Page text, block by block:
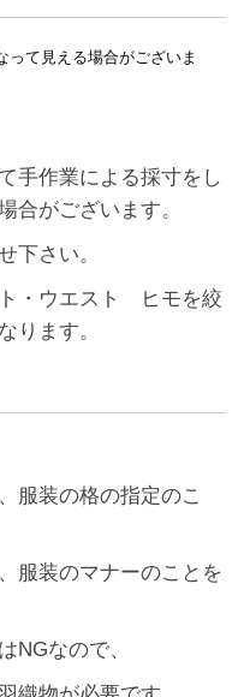
って見える場合がございま
手作業による採寸をし
合がございます。
下さい。
・ウエスト ヒモを絞
ります。
服装の格の指定のこ
服装のマナーのことを
NGなので、